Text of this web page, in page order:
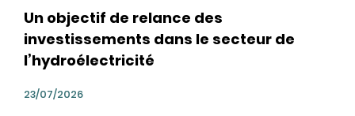
Un objectif de relance des
investissements dans le secteur de
l’hydroélectricité
23/07/2026